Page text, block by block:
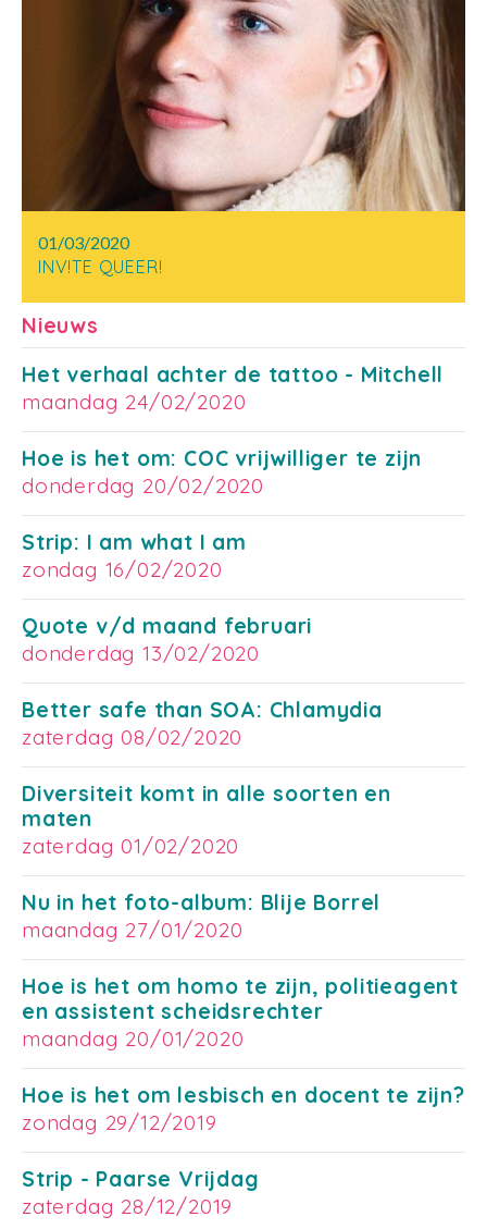
01/03/2020
INV!TE QUEER!
Nieuws
Het verhaal achter de tattoo - Mitchell
maandag 24/02/2020
Hoe is het om: COC vrijwilliger te zijn
donderdag 20/02/2020
Strip: I am what I am
zondag 16/02/2020
Quote v/d maand februari
donderdag 13/02/2020
Better safe than SOA: Chlamydia
zaterdag 08/02/2020
Diversiteit komt in alle soorten en
maten
zaterdag 01/02/2020
Nu in het foto-album: Blije Borrel
maandag 27/01/2020
Hoe is het om homo te zijn, politieagent
en assistent scheidsrechter
maandag 20/01/2020
Hoe is het om lesbisch en docent te zijn?
zondag 29/12/2019
Strip - Paarse Vrijdag
zaterdag 28/12/2019